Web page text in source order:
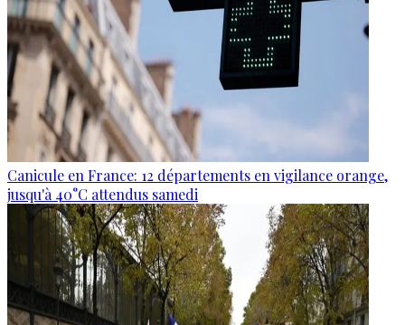
Canicule en France: 12 départements en vigilance orange,
jusqu'à 40°C attendus samedi